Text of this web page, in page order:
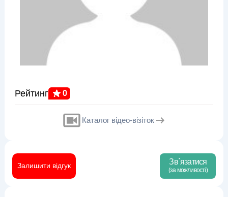
Рейтинг 0
Каталог відео-візіток
Залишити відгук Зв`язатися
(за можливості)